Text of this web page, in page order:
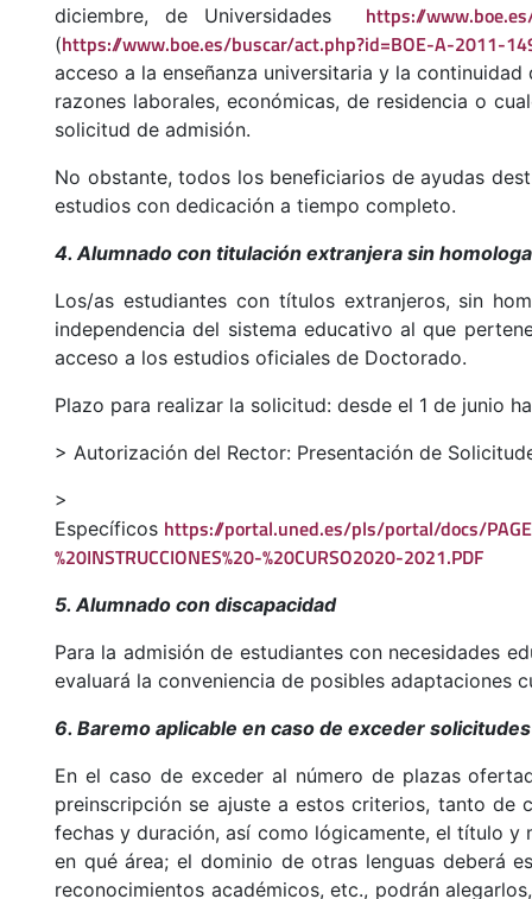
diciembre, de Universidades https://
(https://www.boe.es/buscar/act.php?id=BOE-A-2011-
acceso a la enseñanza universitaria y la
razones laborales, económicas, de residencia o
solicitud de admisión.
No obstante, todos los beneficiarios de ayudas
estudios con dedicación a tiempo completo.
4. Alumnado con titulación extranjera sin
Los/as estudiantes con títulos extranjeros, sin
independencia del sistema educativo al que
acceso a los estudios oficiales de Doctorado.
Plazo para realizar la solicitud: desde el 1 de junio
> Autorización del Rector: Presentación de
>
Específicos https://portal.uned.es/pls/portal/docs/PAGE/
%20INSTRUCCIONES%20-%20CURSO2020-2021.PDF
5. Alumnado con discapacidad
Para la admisión de estudiantes con necesidades
evaluará la conveniencia de posibles adaptaciones
6. Baremo aplicable en caso de exceder
En el caso de exceder al número de plazas
preinscripción se ajuste a estos criterios, tanto de
fechas y duración, así como lógicamente, el título y
en qué área; el dominio de otras lenguas deberá
reconocimientos académicos, etc., podrán